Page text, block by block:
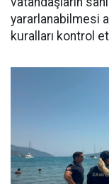
yararlanabilmesi
kuralları kontrol